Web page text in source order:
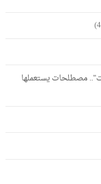
مصطلحات يستعملها